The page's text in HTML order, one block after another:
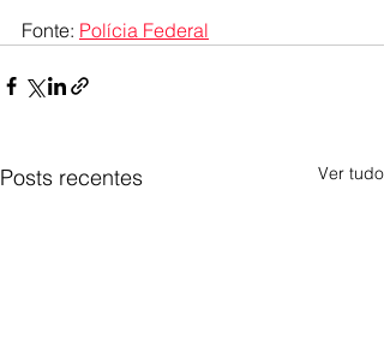
Fonte: Polícia Federal
Posts recentes Ver tudo